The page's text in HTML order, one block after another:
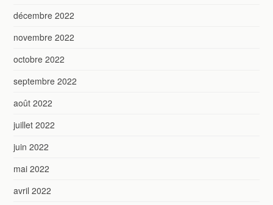
décembre 2022
novembre 2022
octobre 2022
septembre 2022
août 2022
juillet 2022
juin 2022
mai 2022
avril 2022